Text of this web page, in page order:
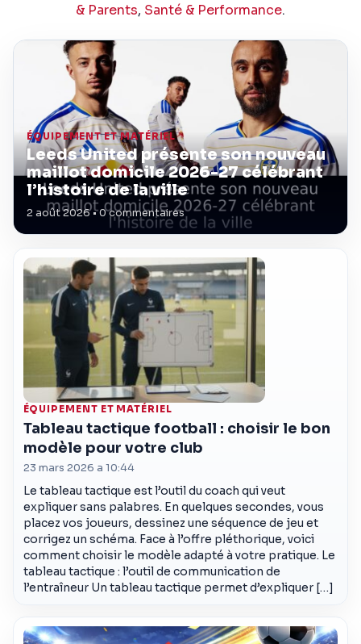
& Parents, Santé & Performance.
ÉQUIPEMENT ET MATÉRIEL
Leeds United présente son nouveau
maillot domicile 2026-27 célébrant
l’histoire de la ville
2 août 2026 • 0 commentaires
ÉQUIPEMENT ET MATÉRIEL
Tableau tactique football : choisir le bon
modèle pour votre club
23 mars 2026 a 10:44
Le tableau tactique est l’outil du coach qui veut
expliquer sans palabres. En quelques secondes, vous
placez vos joueurs, dessinez une séquence de jeu et
corrigez un schéma. Face à l’offre pléthorique, voici
comment choisir le modèle adapté à votre pratique. Le
tableau tactique : l’outil de communication de
l’entraîneur Un tableau tactique permet d’expliquer […]